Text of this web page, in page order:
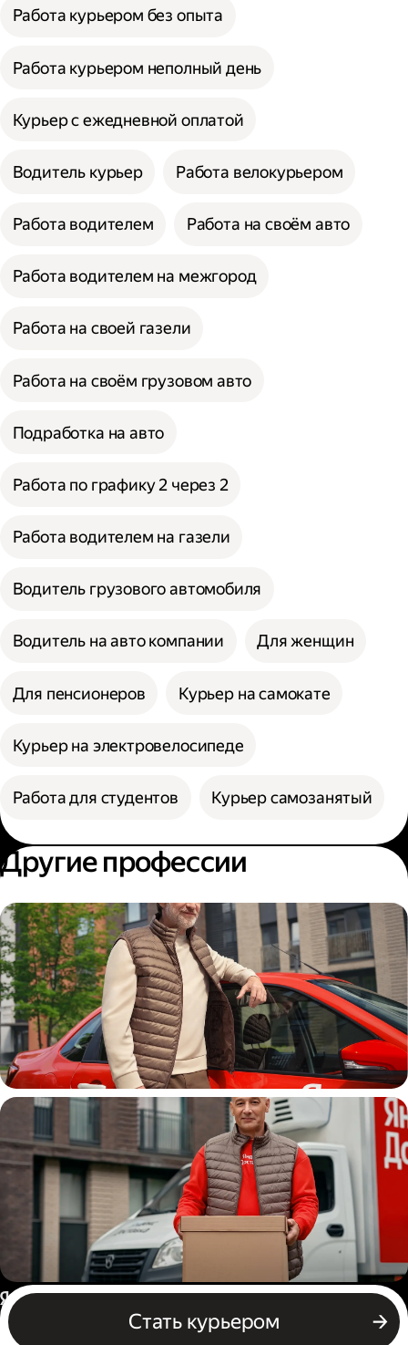
Работа курьером без опыта
Работа курьером неполный день
Курьер с ежедневной оплатой
Водитель курьер Работа велокурьером
Работа водителем Работа на своём авто
Работа водителем на межгород
Работа на своей газели
Работа на своём грузовом авто
Подработка на авто
Работа по графику 2 через 2
Работа водителем на газели
Водитель грузового автомобиля
Водитель на авто компании Для женщин
Для пенсионеров Курьер на самокате
Курьер на электровелосипеде
Работа для студентов Курьер самозанятый
Другие профессии
Автокурьер
Водитель грузового авто
Стать курьером
Россия